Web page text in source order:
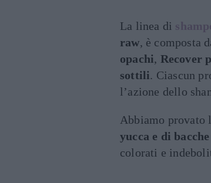
La linea di
raw, è composta
opachi, Recover
sottili. Ciascun
l’azione dello
Abbiamo provato
yucca e di
colorati e